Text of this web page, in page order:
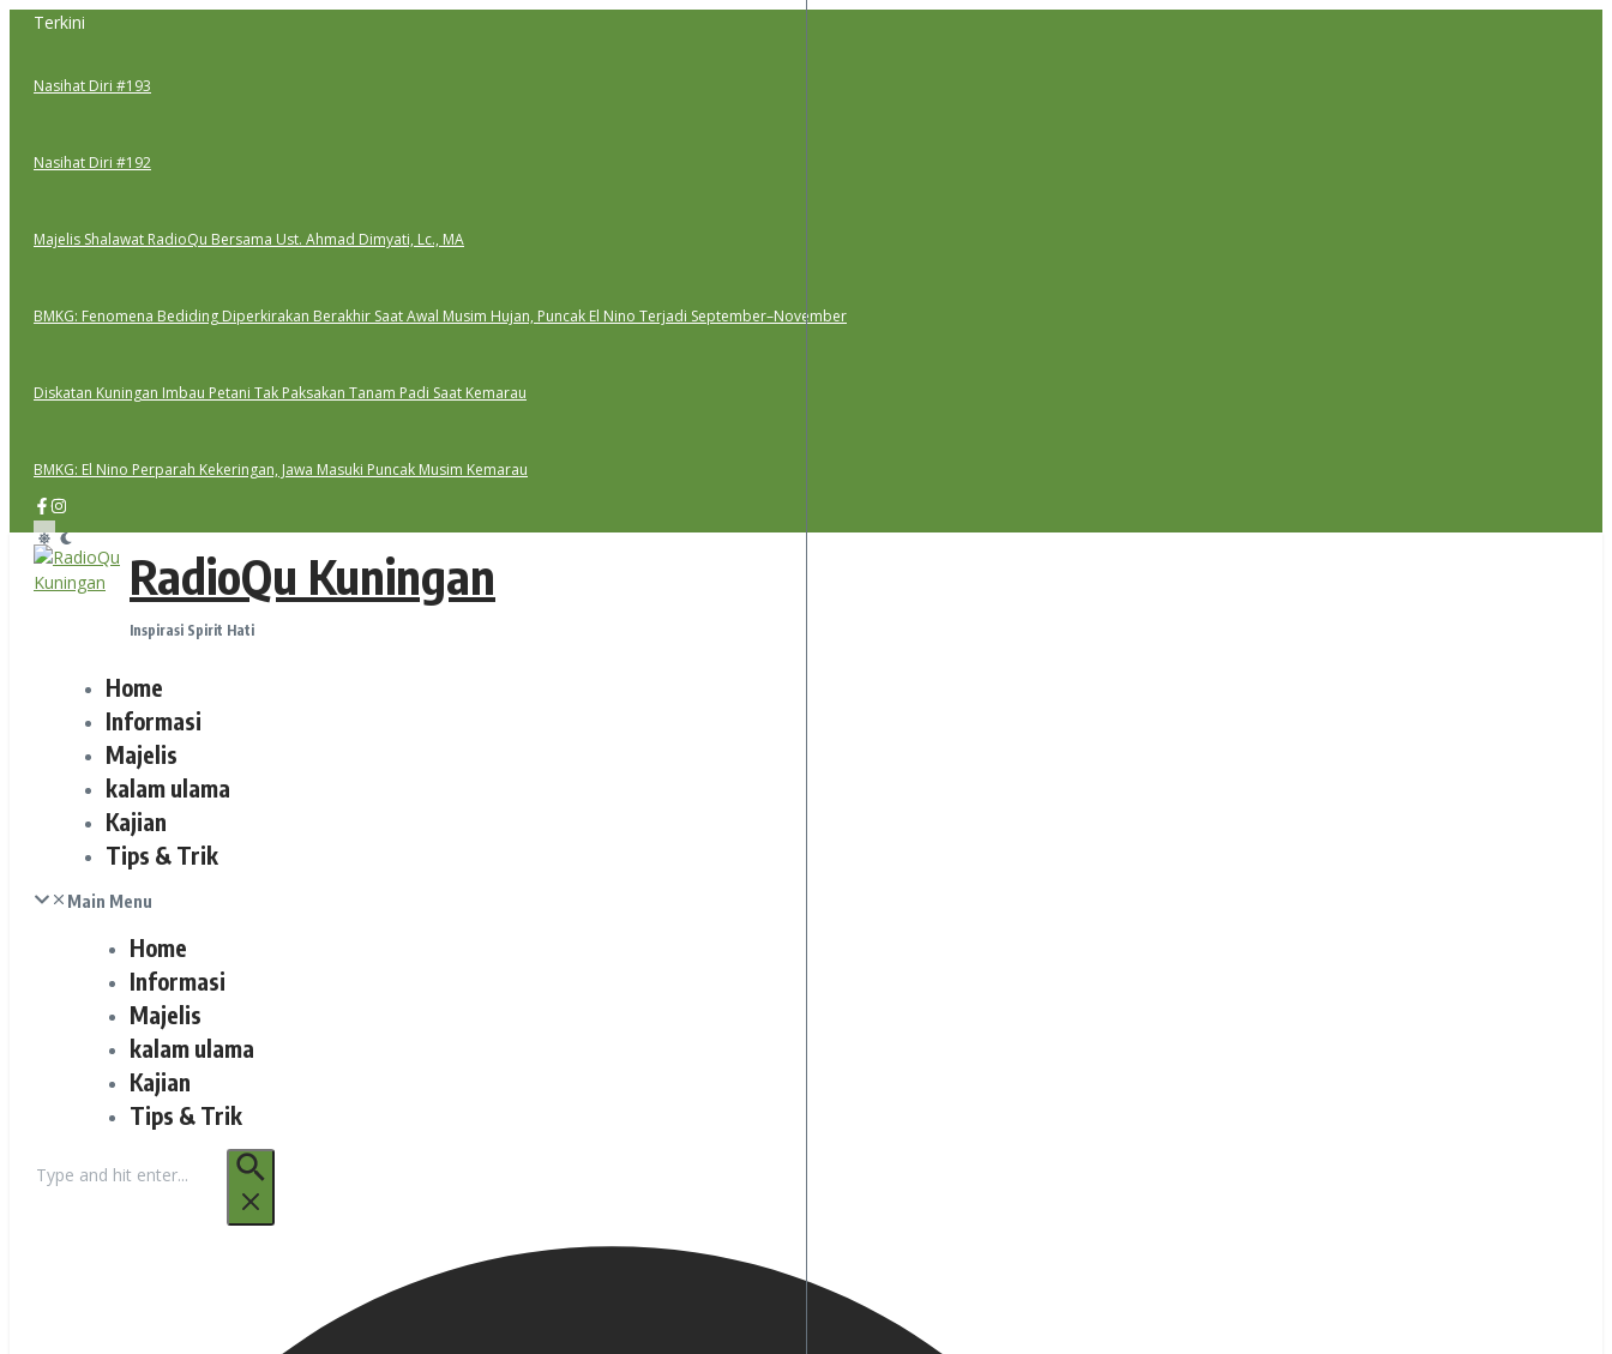
Lewati
Terkini
Nasihat Diri #193
Nasihat Diri #192
Majelis Shalawat RadioQu Bersama Ust. Ahmad Dimyati, Lc., MA
BMKG: Fenomena Bediding Diperkirakan Berakhir Saat Awal Musim Hujan, Puncak El Nino Terjadi September–November
Diskatan Kuningan Imbau Petani Tak Paksakan Tanam Padi Saat Kemarau
BMKG: El Nino Perparah Kekeringan, Jawa Masuki Puncak Musim Kemarau
RadioQu Kuningan
Inspirasi Spirit Hati
Home
Informasi
Majelis
kalam ulama
Kajian
Tips & Trik
Main Menu
Home
Informasi
Majelis
kalam ulama
Kajian
Tips & Trik
untuk: